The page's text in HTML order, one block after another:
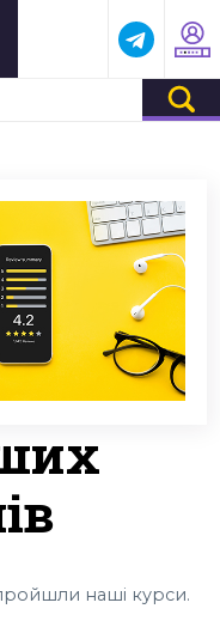
наші курси.